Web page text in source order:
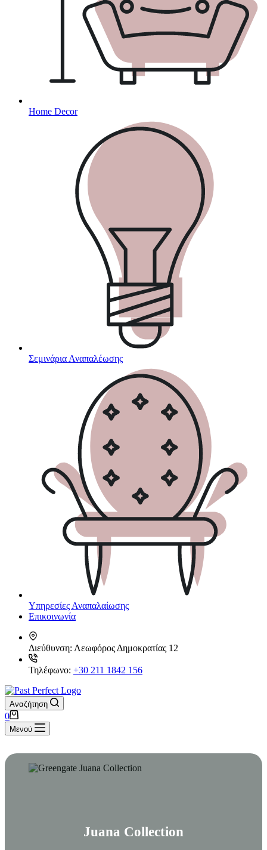
Home Decor
Σεμινάρια Αναπαλέωσης
Υπηρεσίες Αναπαλαίωσης
Επικοινωνία
Διεύθυνση: Λεωφόρος Δημοκρατίας 12
Τηλέφωνο: +30 211 1842 156
Αναζήτηση
Καλάθι
Αγορών
0
Μενού
Juana Collection